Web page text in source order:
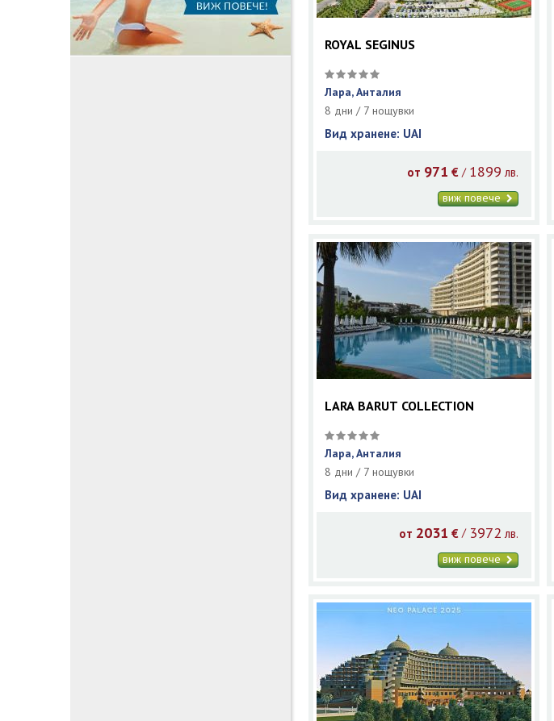
ROYAL SEGINUS
Лара, Анталия
8 дни / 7 нощувки
Вид хранене: UAI
от 971 € / 1899 лв.
виж повече
LARA BARUT COLLECTION
Лара, Анталия
8 дни / 7 нощувки
Вид хранене: UAI
от 2031 € / 3972 лв.
виж повече